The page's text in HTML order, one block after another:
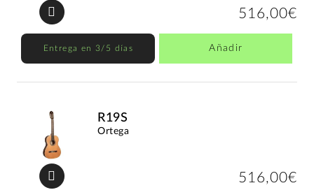
516,00€
Entrega en 3/5 días Añadir
R19S
Ortega
516,00€